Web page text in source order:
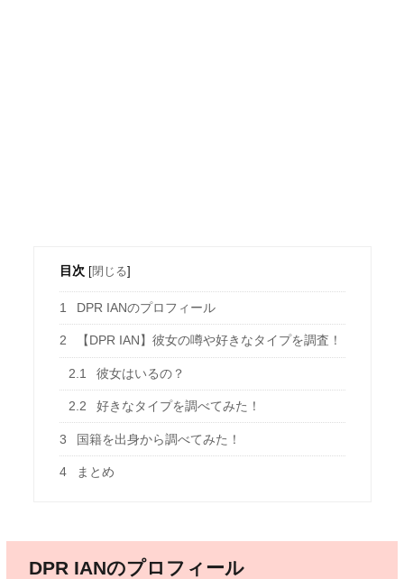
目次 [閉じる]
1 DPR IANのプロフィール
2 【DPR IAN】彼女の噂や好きなタイプを調査！
2.1 彼女はいるの？
2.2 好きなタイプを調べてみた！
3 国籍を出身から調べてみた！
4 まとめ
DPR IANのプロフィール